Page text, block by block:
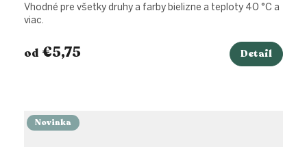
od €5,75 Detail
Vhodné pre všetky druhy a farby bielizne a teploty 40 °C a
viac.
Novinka